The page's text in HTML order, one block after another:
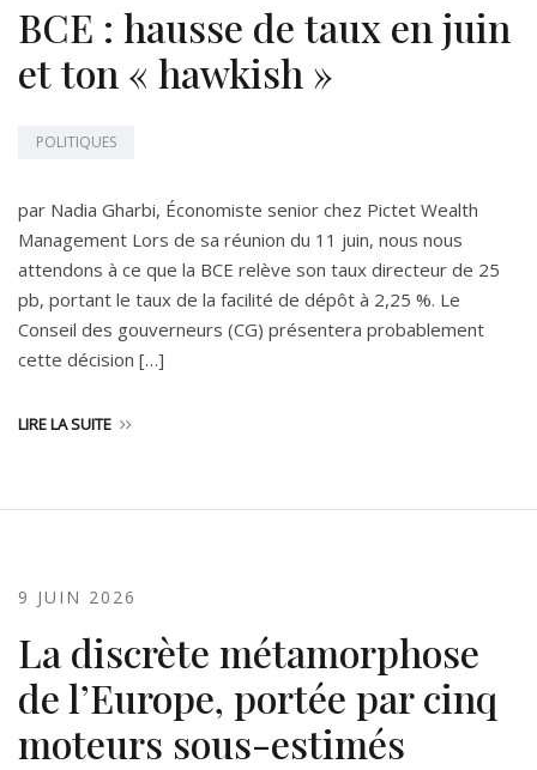
BCE : hausse de taux en juin
et ton « hawkish »
POLITIQUES
par Nadia Gharbi, Économiste senior chez Pictet Wealth
Management Lors de sa réunion du 11 juin, nous nous
attendons à ce que la BCE relève son taux directeur de 25
pb, portant le taux de la facilité de dépôt à 2,25 %. Le
Conseil des gouverneurs (CG) présentera probablement
cette décision […]
LIRE LA SUITE
9 JUIN 2026
La discrète métamorphose
de l’Europe, portée par cinq
moteurs sous-estimés